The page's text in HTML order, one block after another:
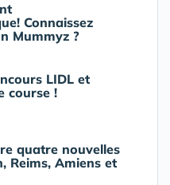
Connaissez
Mummyz ?
LIDL et
course !
quatre nouvelles
Reims, Amiens et